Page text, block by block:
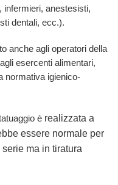
infermieri, anestesisti,
dentali, ecc.).
anche agli operatori della
esercenti alimentari,
normativa igienico-
è realizzata a
essere normale per
ma in tiratura